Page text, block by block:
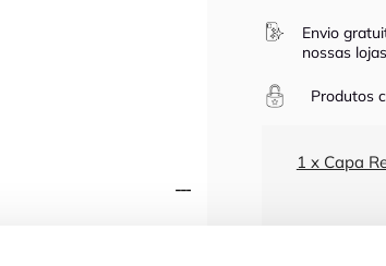
Envio
nossas
Produtos
1 x Capa